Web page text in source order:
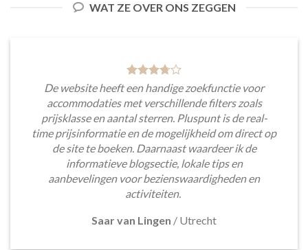
WAT ZE OVER ONS ZEGGEN
De website heeft een handige zoekfunctie voor
accommodaties met verschillende filters zoals
prijsklasse en aantal sterren. Pluspunt is de real-
time prijsinformatie en de mogelijkheid om direct op
de site te boeken. Daarnaast waardeer ik de
informatieve blogsectie, lokale tips en
aanbevelingen voor bezienswaardigheden en
activiteiten.
Saar van Lingen / Utrecht